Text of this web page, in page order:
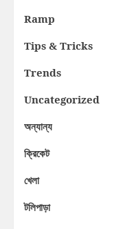
Ramp
Tips & Tricks
Trends
Uncategorized
অন্যান্য
ক্রিকেট
খেলা
টলিপাড়া